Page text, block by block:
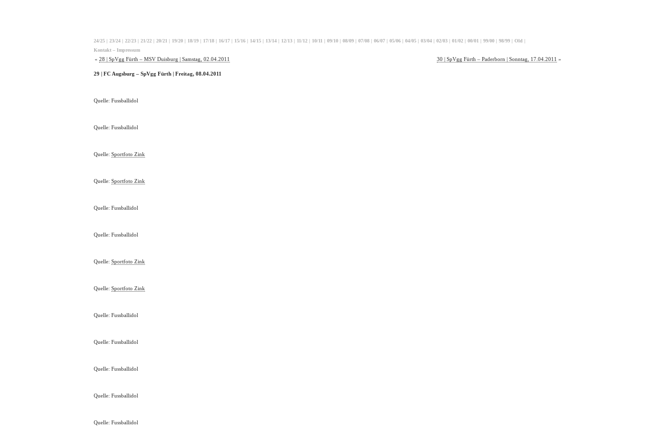
24/25 | 23/24 | 22/23 | 21/22 | 20/21 | 19/20 | 18/19 | 17/18 | 16/17 | 15/16 | 14/15 | 13/14 | 12/13 | 11/12 | 10/11 | 09/10 | 08/09 | 07/08 | 06/07 | 05/06 | 04/05 | 03/04 | 02/03 | 01/02 | 00/01 | 99/00 | 98/99 | Old |
Kontakt – Impressum
« 28 | SpVgg Fürth – MSV Duisburg | Samstag, 02.04.2011 30 | SpVgg Fürth – Paderborn | Sonntag, 17.04.2011 »
29 | FC Augsburg – SpVgg Fürth | Freitag, 08.04.2011
Quelle: Fussballidol
Quelle: Fussballidol
Quelle: Sportfoto Zink
Quelle: Sportfoto Zink
Quelle: Fussballidol
Quelle: Fussballidol
Quelle: Sportfoto Zink
Quelle: Sportfoto Zink
Quelle: Fussballidol
Quelle: Fussballidol
Quelle: Fussballidol
Quelle: Fussballidol
Quelle: Fussballidol